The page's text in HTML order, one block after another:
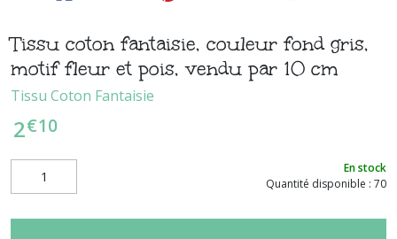
Tissu coton fantaisie, couleur fond gris,
motif fleur et pois, vendu par 10 cm
Tissu Coton Fantaisie
2€10
En stock
Quantité disponible : 70